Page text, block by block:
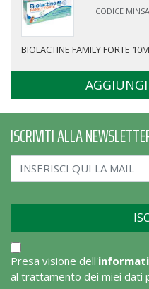
CODICE
BIOLACTINE FAMILY FORTE
AGGIUNGI
ISCRIVITI ALLA
Presa visione dell'
al trattamento dei miei dati